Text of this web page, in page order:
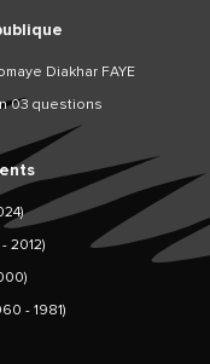
Diakhar FAYE
03 questions
2012)
- 1981)